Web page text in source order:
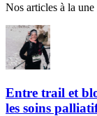
Nos articles à la une
Entre trail et
les soins